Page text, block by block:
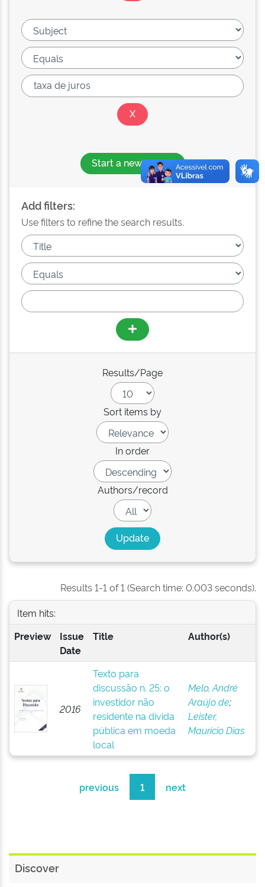
Start a new search
Add filters:
Use filters to refine the search results.
Results/Page
Sort items by
In order
Authors/record
Results 1-1 of 1 (Search time: 0.003 seconds).
Item hits:
Preview
Issue
Date
Title Author(s)
2016
Texto para
discussão n. 25: o
investidor não
residente na dívida
pública em moeda
local
Melo, André
Araújo de;
Leister,
Maurício Dias
previous 1 next
Discover